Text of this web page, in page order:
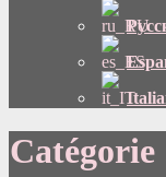
Catégorie